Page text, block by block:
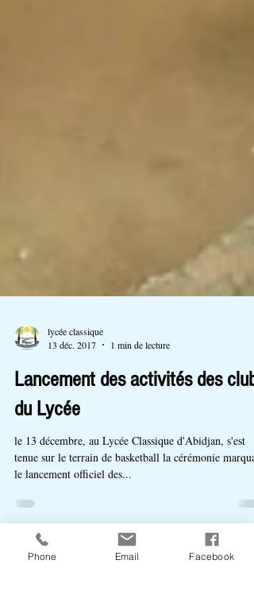
13 déc. 2017
Lancement des activités des clubs
du Lycée
le 13 décembre, au Lycée Classique d'Abidjan, s'est
tenue sur le terrain de basketball la cérémonie
le lancement officiel des...
Phone Email Facebook